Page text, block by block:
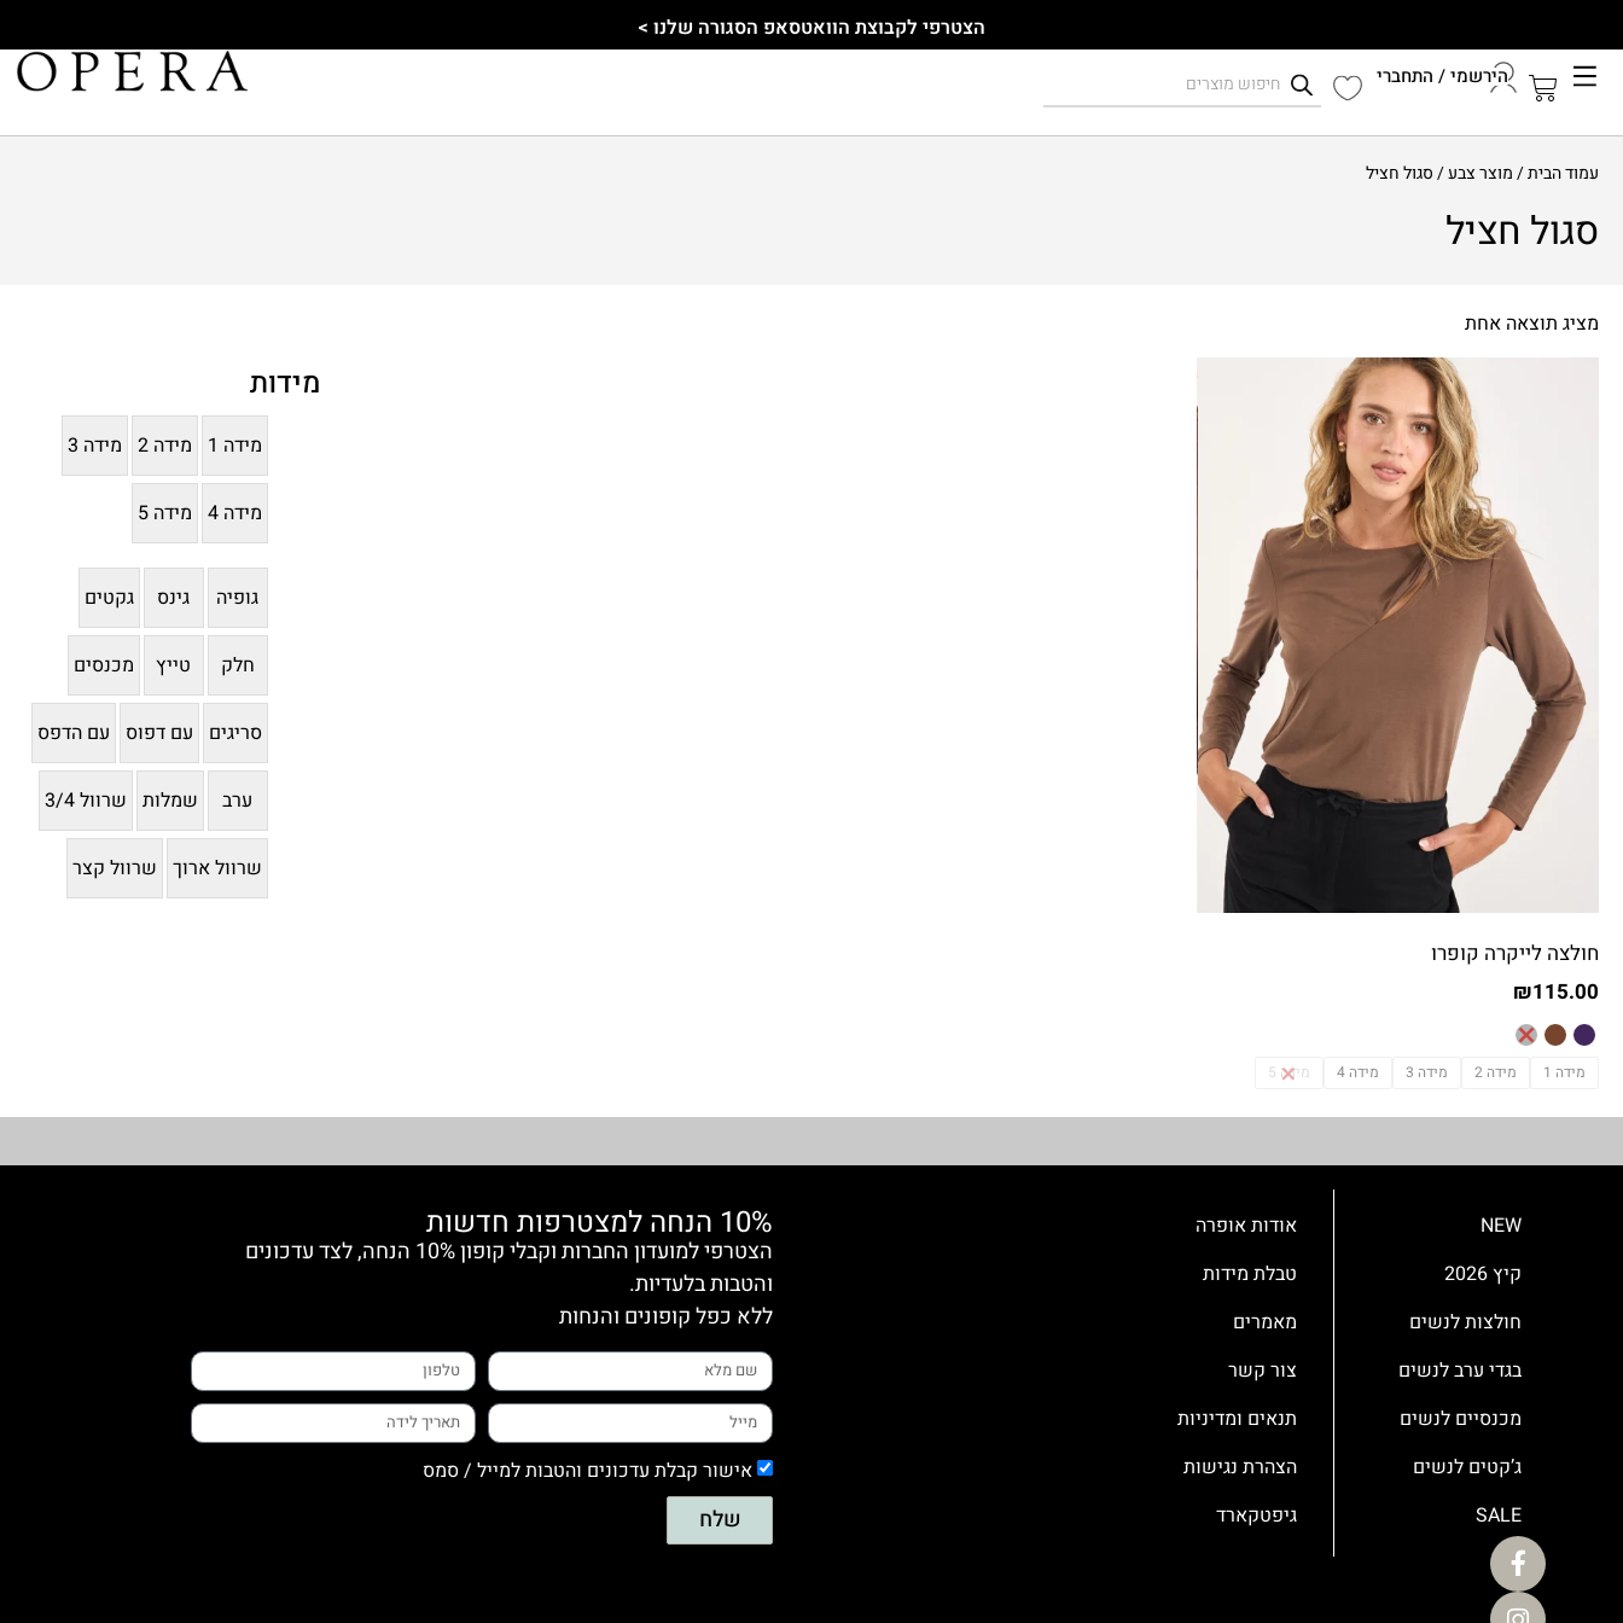
הצטרפי לקבוצת הוואטסאפ הסגורה שלנו >
הירשמי / התחברי
עמוד הבית/ מוצר צבע / סגול חציל
סגול חציל
מידות
מידה 1 מידה 2 מידה 3
מידה 4 מידה 5
גופיה גינס גקטים
חלק טייץ מכנסים
סריגים עם דפוס עם הדפס
ערב שמלות שרוול 3/4
שרוול ארוך שרוול קצר
מציג תוצאה אחת
חולצה לייקרה קופרו
₪115.00
מידה 1 מידה 2 מידה 3 מידה 4 מידה 5
NEW
קיץ 2026
חולצות לנשים
בגדי ערב לנשים
מכנסיים לנשים
ג’קטים לנשים
SALE
אודות אופרה
טבלת מידות
מאמרים
צור קשר
תנאים ומדיניות
הצהרת נגישות
גיפטקארד
10% הנחה למצטרפות חדשות
הצטרפי למועדון החברות וקבלי קופון 10% הנחה, לצד עדכונים
והטבות בלעדיות.
ללא כפל קופונים והנחות
אישור קבלת עדכונים והטבות למייל / סמס
שלח